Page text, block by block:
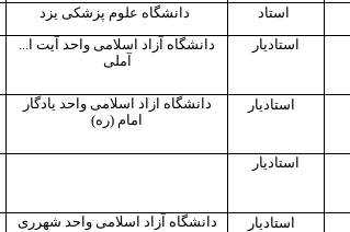
استاد
دانشگاه علوم پزشکی یزد
استادیار
دانشگاه آزاد اسلامی واحد آیت ا...
آملی
استادیار
دانشگاه ازاد اسلامی واحد یادگار
امام (ره)
استادیار
استادیار دانشگاه آزاد اسلامی واحد شهرری